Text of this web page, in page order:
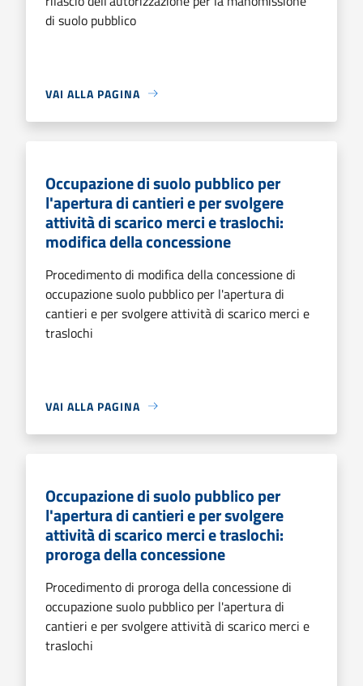
di suolo pubblico
VAI ALLA PAGINA
Occupazione di suolo pubblico per
l'apertura di cantieri e per svolgere
attività di scarico merci e traslochi:
modifica della concessione
Procedimento di modifica della concessione di
occupazione suolo pubblico per l'apertura di
cantieri e per svolgere attività di scarico merci e
traslochi
VAI ALLA PAGINA
Occupazione di suolo pubblico per
l'apertura di cantieri e per svolgere
attività di scarico merci e traslochi:
proroga della concessione
Procedimento di proroga della concessione di
occupazione suolo pubblico per l'apertura di
cantieri e per svolgere attività di scarico merci e
traslochi